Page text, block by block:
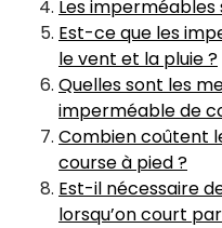
Les
Est-ce que les
le vent et la pluie ?
Quelles sont les
imperméable de
Combien coûtent
course à pied ?
Est-il nécessaire
lorsqu’on court